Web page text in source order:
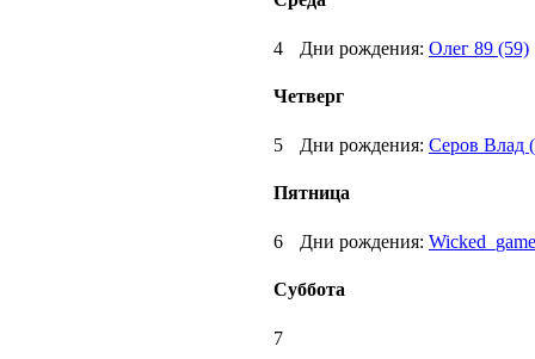
4 Дни рождения: Олег 89 (59)
Четверг
5 Дни рождения: Серов Влад
Пятница
6 Дни рождения:
Суббота
7